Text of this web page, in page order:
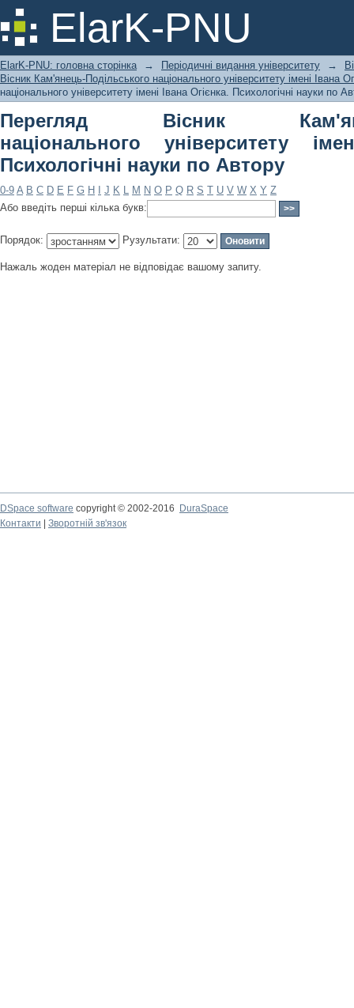
ElarK-PNU
Перегляд Вісник Кам'янець-
Івана Огієнка. Психологічні науки
ElarK-PNU: головна сторінка → Періодичні видання університету →
Вісник Кам'янець-Подільського національного університету імені Івана
національного університету імені Івана Огієнка. Психологічні науки по
Перегляд Вісник
національного університету
Психологічні науки по Автору
0-9 A B C D E F G H J K L M N O P Q R S T U V W X Y Z
Або введіть перші кілька букв:
Порядок: Рузультати:
Нажаль жоден матеріал не відповідає вашому запиту.
DSpace software copyright © 2002-2016
DuraSpace
Контакти
Зворотній зв'язок